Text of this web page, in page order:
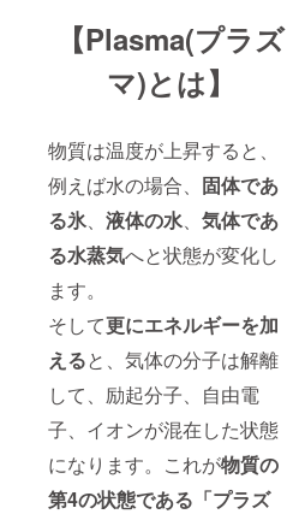
【Plasma(プラズ
マ)とは】
物質は温度が上昇すると、
例えば水の場合、 固体であ
る氷、 液体の水、 気体であ
る水蒸気へと状態が変化し
ます。
そして更にエネルギーを加
えると、気体の分子は解離
して、励起分子、自由電
子、イオンが混在した状態
になります。これが物質の
第4の状態である「プラズ